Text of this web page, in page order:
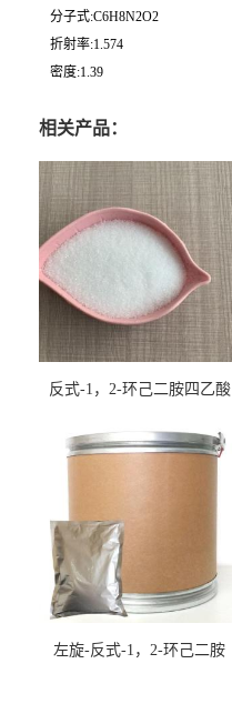
分子式:C6H8N2O2
折射率:1.574
密度:1.39
相关产品：
反式-1，2-环己二胺四乙酸
左旋-反式-1，2-环己二胺